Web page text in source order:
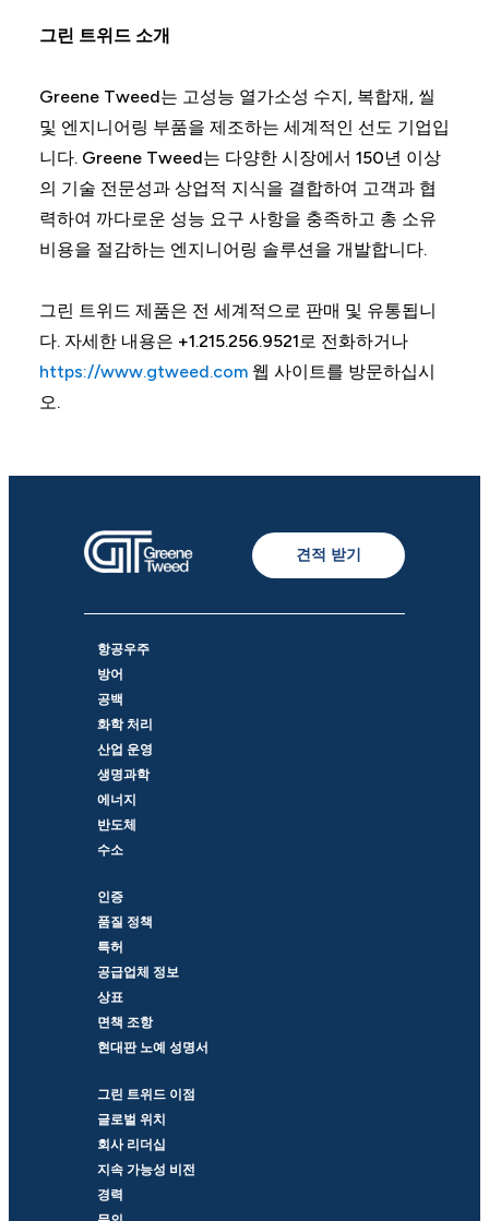
그린 트위드 소개
Greene Tweed는 고성능 열가소성 수지, 복합재, 씰
및 엔지니어링 부품을 제조하는 세계적인 선도 기업입
니다. Greene Tweed는 다양한 시장에서 150년 이상
의 기술 전문성과 상업적 지식을 결합하여 고객과 협
력하여 까다로운 성능 요구 사항을 충족하고 총 소유
비용을 절감하는 엔지니어링 솔루션을 개발합니다.
그린 트위드 제품은 전 세계적으로 판매 및 유통됩니
다. 자세한 내용은 +1.215.256.9521로 전화하거나
https://www.gtweed.com 웹 사이트를 방문하십시
오.
견적 받기
항공우주
방어
공백
화학 처리
산업 운영
생명과학
에너지
반도체
수소
인증
품질 정책
특허
공급업체 정보
상표
면책 조항
현대판 노예 성명서
그린 트위드 이점
글로벌 위치
회사 리더십
지속 가능성 비전
경력